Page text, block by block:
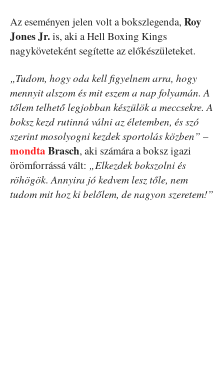
Az eseményen jelen volt a bokszlegenda, Roy
Jones Jr.is, aki a Hell Boxing Kings
nagyköveteként segítette az előkészületeket.
„Tudom, hogy oda kell figyelnem arra, hogy
mennyit alszom és mit eszem a nap folyamán. A
tőlem telhető legjobban készülök a meccsekre. A
boksz kezd rutinná válni az életemben, és szó
szerint mosolyogni kezdek sportolás közben” –
mondta Brasch, aki számára a boksz igazi
örömforrássá vált: „Elkezdek bokszolni és
röhögök. Annyira jó kedvem lesz tőle, nem
tudom mit hoz ki belőlem, de nagyon szeretem!”